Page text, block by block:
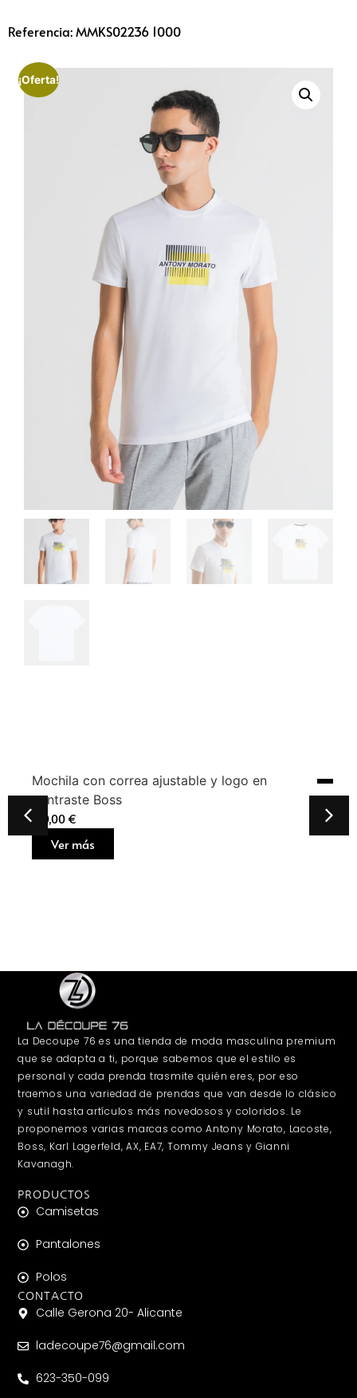
Referencia: MMKS02236 1000
¡Oferta!
Mochila con correa ajustable y logo en
contraste Boss
160,00 €
Ver más
La Decoupe 76 es una tienda de moda masculina premium
que se adapta a ti, porque sabemos que el estilo es
personal y cada prenda trasmite quién eres, por eso
traemos una variedad de prendas que van desde lo clásico
y sutil hasta artículos más novedosos y coloridos. Le
proponemos varias marcas como Antony Morato, Lacoste,
Boss, Karl Lagerfeld, AX, EA7, Tommy Jeans y Gianni
Kavanagh.
PRODUCTOS
Camisetas
Pantalones
Polos
CONTACTO
Calle Gerona 20- Alicante
ladecoupe76@gmail.com
623-350-099